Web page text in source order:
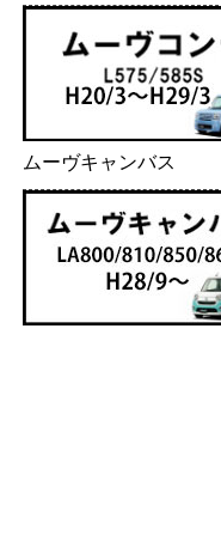
ムーヴキャンバス